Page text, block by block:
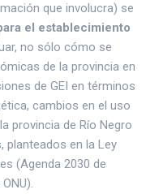
que involucra) se
el establecimiento
no sólo cómo se
de la provincia en
de GEI en términos
cambios en el uso
provincia de Río Negro
planteados en la Ley
(Agenda 2030 de